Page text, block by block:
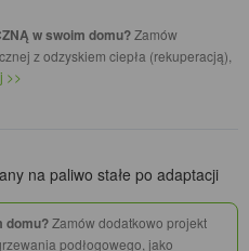
w swoim domu?Zamów
z odzyskiem ciepła (rekuperacją),
>>
na paliwo stałe po adaptacji
domu?Zamów dodatkowo projekt
podłogowego, jako